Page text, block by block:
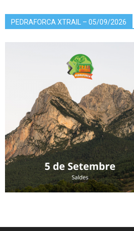
PEDRAFORCA XTRAIL – 05/09/2026